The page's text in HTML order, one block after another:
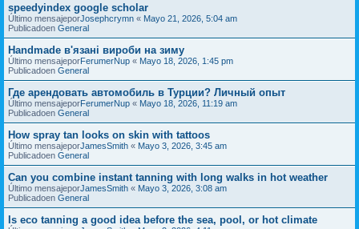
speedyindex google scholar
Último mensajeporJosephcrymn « Mayo 21, 2026, 5:04 am
Publicadoen General
Handmade в'язані вироби на зиму
Último mensajeporFerumerNup « Mayo 18, 2026, 1:45 pm
Publicadoen General
Где арендовать автомобиль в Турции? Личный опыт
Último mensajeporFerumerNup « Mayo 18, 2026, 11:19 am
Publicadoen General
How spray tan looks on skin with tattoos
Último mensajeporJamesSmith « Mayo 3, 2026, 3:45 am
Publicadoen General
Can you combine instant tanning with long walks in hot weather
Último mensajeporJamesSmith « Mayo 3, 2026, 3:08 am
Publicadoen General
Is eco tanning a good idea before the sea, pool, or hot climate